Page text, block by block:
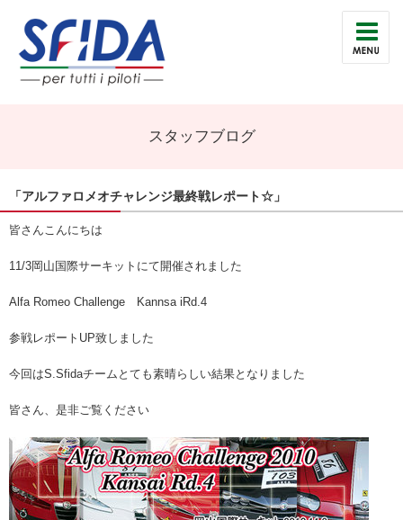
スタッフブログ
「アルファロメオチャレンジ最終戦レポート☆」
皆さんこんにちは
11/3岡山国際サーキットにて開催されました
Alfa Romeo Challenge Kannsa iRd.4
参戦レポートUP致しました
今回はS.Sfidaチームとても素晴らしい結果となりました
皆さん、是非ご覧ください